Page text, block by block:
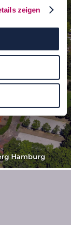
zeigen
Hamburg